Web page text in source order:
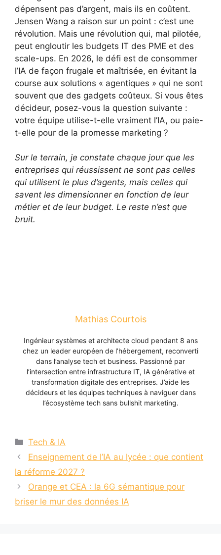
dépensent pas d’argent, mais ils en coûtent.
Jensen Wang a raison sur un point : c’est une
révolution. Mais une révolution qui, mal pilotée,
peut engloutir les budgets IT des PME et des
scale-ups. En 2026, le défi est de consommer
l’IA de façon frugale et maîtrisée, en évitant la
course aux solutions « agentiques » qui ne sont
souvent que des gadgets coûteux. Si vous êtes
décideur, posez-vous la question suivante :
votre équipe utilise-t-elle vraiment l’IA, ou paie-
t-elle pour de la promesse marketing ?
Sur le terrain, je constate chaque jour que les
entreprises qui réussissent ne sont pas celles
qui utilisent le plus d’agents, mais celles qui
savent les dimensionner en fonction de leur
métier et de leur budget. Le reste n’est que
bruit.
Mathias Courtois
Ingénieur systèmes et architecte cloud pendant 8 ans
chez un leader européen de l’hébergement, reconverti
dans l’analyse tech et business. Passionné par
l’intersection entre infrastructure IT, IA générative et
transformation digitale des entreprises. J’aide les
décideurs et les équipes techniques à naviguer dans
l’écosystème tech sans bullshit marketing.
Catégories
Tech & IA
Enseignement de l’IA au lycée : que contient
la réforme 2027 ?
Orange et CEA : la 6G sémantique pour
briser le mur des données IA